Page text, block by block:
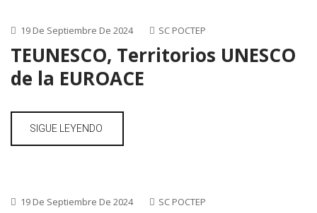
19 De Septiembre De 2024 SC POCTEP
TEUNESCO, Territorios UNESCO
de la EUROACE
SIGUE LEYENDO
19 De Septiembre De 2024 SC POCTEP